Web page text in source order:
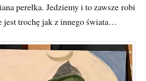
perełka. Jedziemy i to zawsze robi
jest trochę jak z innego świata…